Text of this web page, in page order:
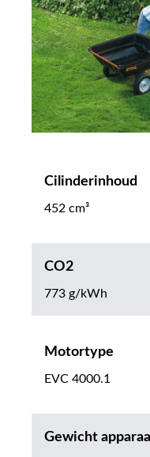
Cilinderinhoud
452 cm³
CO2
773 g/kWh
Motortype
EVC 4000.1
Gewicht